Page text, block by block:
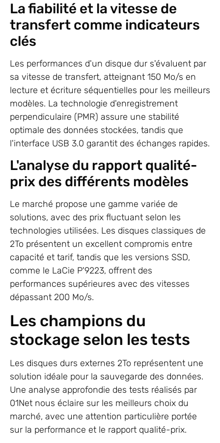
La fiabilité et la vitesse de
transfert comme indicateurs
clés
Les performances d'un disque dur s'évaluent par
sa vitesse de transfert, atteignant 150 Mo/s en
lecture et écriture séquentielles pour les meilleurs
modèles. La technologie d'enregistrement
perpendiculaire (PMR) assure une stabilité
optimale des données stockées, tandis que
l'interface USB 3.0 garantit des échanges rapides.
L'analyse du rapport qualité-
prix des différents modèles
Le marché propose une gamme variée de
solutions, avec des prix fluctuant selon les
technologies utilisées. Les disques classiques de
2To présentent un excellent compromis entre
capacité et tarif, tandis que les versions SSD,
comme le LaCie P'9223, offrent des
performances supérieures avec des vitesses
dépassant 200 Mo/s.
Les champions du
stockage selon les tests
Les disques durs externes 2To représentent une
solution idéale pour la sauvegarde des données.
Une analyse approfondie des tests réalisés par
01Net nous éclaire sur les meilleurs choix du
marché, avec une attention particulière portée
sur la performance et le rapport qualité-prix.